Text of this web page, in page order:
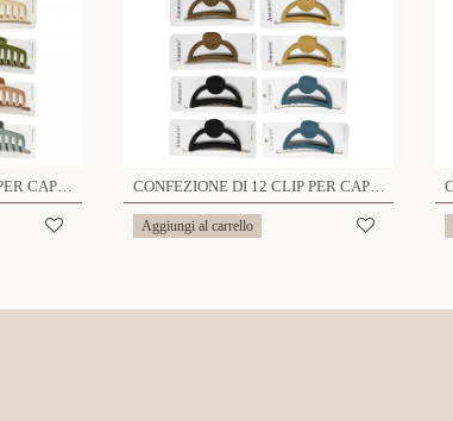
CONFEZIONE DI 12 CLIP PER CAPELLI SMERIGLIATO - YN22104D451 CONFEZIONE DI 12 CLIP PER CAPELLI SMERIGLIATO - YY24104A874
Aggiungi al carrello